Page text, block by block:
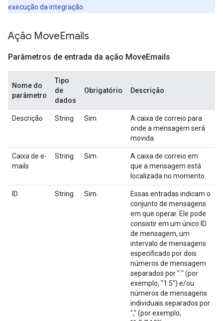
execução da integração.
Ação MoveEmails
Parâmetros de entrada da ação MoveEmails
Nome do
parâmetro
Tipo
de
dados
Obrigatório Descrição
Descrição String Sim
A caixa de correio para
onde a mensagem será
movida.
Caixa de e-
mails
String Sim
A caixa de correio em
que a mensagem está
localizada no momento.
ID String Sim
Essas entradas indicam o
conjunto de mensagens
em que operar. Ele pode
consistir em um único ID
de mensagem, um
intervalo de mensagens
especificado por dois
números de mensagem
separados por ":" (por
exemplo, "1:5") e/ou
números de mensagens
individuais separados por
"," (por exemplo,